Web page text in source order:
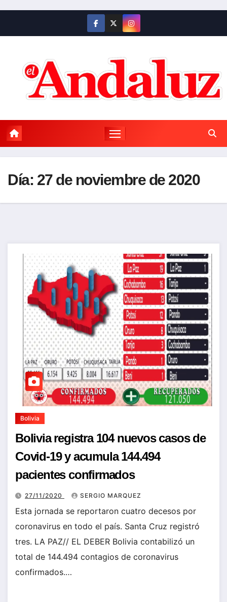
contenido
Día: 27 de noviembre de 2020
Bolivia
Bolivia registra 104 nuevos casos de
Covid-19 y acumula 144.494
pacientes confirmados
27/11/2020 SERGIO MARQUEZ
Esta jornada se reportaron cuatro decesos por
coronavirus en todo el país. Santa Cruz registró
tres. LA PAZ// EL DEBER Bolivia contabilizó un
total de 144.494 contagios de coronavirus
confirmados.…